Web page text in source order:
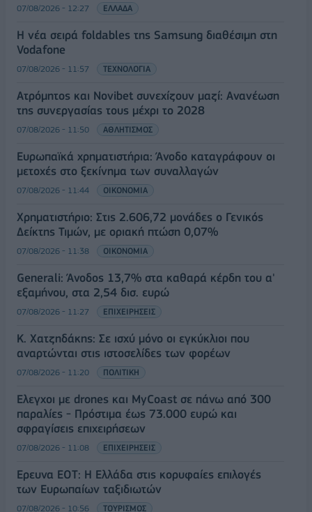
07/08/2026 - 12:27 ΕΛΛΑΔΑ
Η νέα σειρά foldables της Samsung διαθέσιμη στη
Vodafone
07/08/2026 - 11:57 ΤΕΧΝΟΛΟΓΙΑ
Ατρόμητος και Novibet συνεχίζουν μαζί: Ανανέωση
της συνεργασίας τους μέχρι το 2028
07/08/2026 - 11:50 ΑΘΛΗΤΙΣΜΟΣ
Ευρωπαϊκά χρηματιστήρια: Άνοδο καταγράφουν οι
μετοχές στο ξεκίνημα των συναλλαγών
07/08/2026 - 11:44 ΟΙΚΟΝΟΜΙΑ
Χρηματιστήριο: Στις 2.606,72 μονάδες ο Γενικός
Δείκτης Τιμών, με οριακή πτώση 0,07%
07/08/2026 - 11:38 ΟΙΚΟΝΟΜΙΑ
Generali: Άνοδος 13,7% στα καθαρά κέρδη του α'
εξαμήνου, στα 2,54 δισ. ευρώ
07/08/2026 - 11:27 ΕΠΙΧΕΙΡΗΣΕΙΣ
Κ. Χατζηδάκης: Σε ισχύ μόνο οι εγκύκλιοι που
αναρτώνται στις ιστοσελίδες των φορέων
07/08/2026 - 11:20 ΠΟΛΙΤΙΚΗ
Έλεγχοι με drones και MyCoast σε πάνω από 300
παραλίες - Πρόστιμα έως 73.000 ευρώ και
σφραγίσεις επιχειρήσεων
07/08/2026 - 11:08 ΕΠΙΧΕΙΡΗΣΕΙΣ
Έρευνα ΕΟΤ: Η Ελλάδα στις κορυφαίες επιλογές
των Ευρωπαίων ταξιδιωτών
07/08/2026 - 10:56 ΤΟΥΡΙΣΜΟΣ